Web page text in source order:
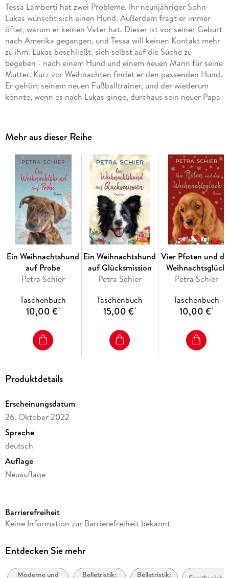
Tessa Lamberti hat zwei Probleme. Ihr neunjähriger Sohn
Lukas wünscht sich einen Hund. Außerdem fragt er immer
öfter, warum er keinen Vater hat. Dieser ist vor seiner Geburt
nach Amerika gegangen, und Tessa will keinen Kontakt mehr
zu ihm. Lukas beschließt, sich selbst auf die Suche zu
begeben - nach einem Hund und einem neuen Mann für seine
Mutter. Kurz vor Weihnachten findet er den passenden Hund.
Er gehört seinem neuen Fußballtrainer, und der wiederum
könnte, wenn es nach Lukas ginge, durchaus sein neuer Papa
nicht nur für ordentlich Tumult im Hause Lamberti - er bringt
auch ein lang gehütetes Geheimnis ans Licht.
Mehr aus dieser Reihe
Ein Weihnachtshund
auf Probe
Petra Schier
Taschenbuch
10,00 €*
Ein Weihnachtshund
auf Glücksmission
Petra Schier
Taschenbuch
15,00 €*
Vier Pfoten und
Weihnachtsglück
Petra Schier
Taschenbuch
10,00 €*
Produktdetails
Erscheinungsdatum
26. Oktober 2022
Sprache
deutsch
Auflage
Neuauflage
Reihe
Autor/Autorin
Verlag/Hersteller
Barrierefreiheit
Keine Information zur Barrierefreiheit bekannt
Entdecken Sie mehr
Moderne und
Belletristik:
Belletristik: